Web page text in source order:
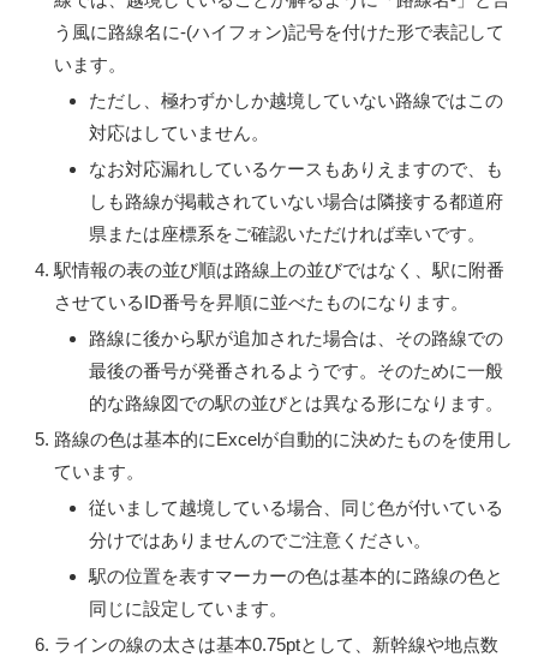
う風に路線名に-(ハイフォン)記号を付けた形で表記して
います。
ただし、極わずかしか越境していない路線ではこの
対応はしていません。
なお対応漏れしているケースもありえますので、も
しも路線が掲載されていない場合は隣接する都道府
県または座標系をご確認いただければ幸いです。
駅情報の表の並び順は路線上の並びではなく、駅に附番
させているID番号を昇順に並べたものになります。
路線に後から駅が追加された場合は、その路線での
最後の番号が発番されるようです。そのために一般
的な路線図での駅の並びとは異なる形になります。
路線の色は基本的にExcelが自動的に決めたものを使用し
ています。
従いまして越境している場合、同じ色が付いている
分けではありませんのでご注意ください。
駅の位置を表すマーカーの色は基本的に路線の色と
同じに設定しています。
ラインの線の太さは基本0.75ptとして、新幹線や地点数